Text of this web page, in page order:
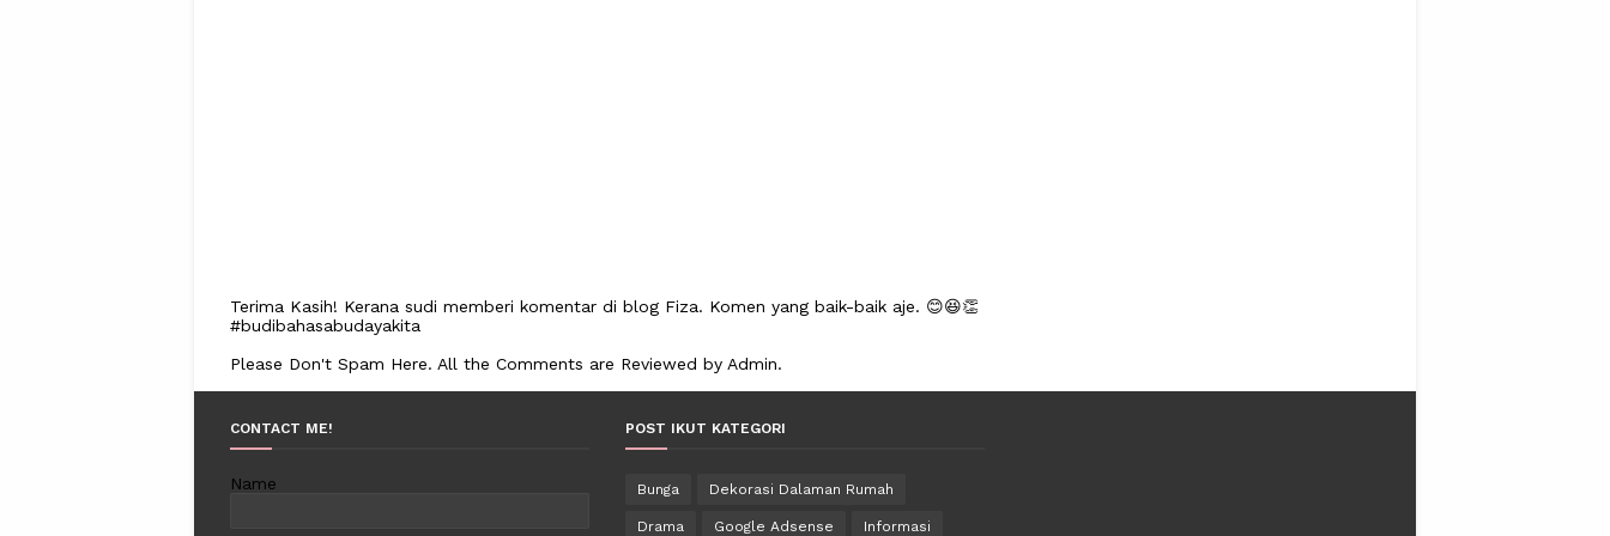
Terima Kasih! Kerana sudi memberi komentar di blog Fiza. Komen yang baik-baik aje. 😊😆👏
#budibahasabudayakita
Please Don't Spam Here. All the Comments are Reviewed by Admin.
CONTACT ME!
Name
POST IKUT KATEGORI
Bunga Dekorasi Dalaman Rumah
Drama Google Adsense Informasi